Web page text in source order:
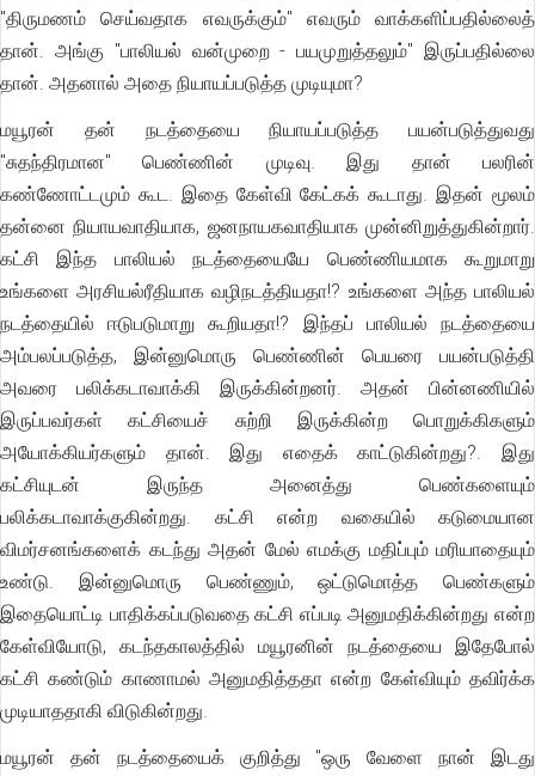
"திருமணம் செய்வதாக எவருக்கும்" எவரும் வாக்களிப்பதில்லைத்
தான். அங்கு "பாலியல் வன்முறை - பயமுறுத்தலும்" இருப்பதில்லை
தான். அதனால் அதை நியாயப்படுத்த முடியுமா?
மயூரன் தன் நடத்தையை நியாயப்படுத்த பயன்படுத்துவது
"சுதந்திரமான" பெண்ணின் முடிவு. இது தான் பலரின்
கண்ணோட்டமும் கூட. இதை கேள்வி கேட்கக் கூடாது. இதன் மூலம்
தன்னை நியாயவாதியாக, ஜனநாயகவாதியாக முன்னிறுத்துகின்றார்.
கட்சி இந்த பாலியல் நடத்தையையே பெண்ணியமாக கூறுமாறு
உங்களை அரசியல்ரீதியாக வழிநடத்தியதா!? உங்களை அந்த பாலியல்
நடத்தையில் ஈடுபடுமாறு கூறியதா!? இந்தப் பாலியல் நடத்தையை
அம்பலப்படுத்த, இன்னுமொரு பெண்ணின் பெயரை பயன்படுத்தி
அவரை பலிக்கடாவாக்கி இருக்கின்றனர். அதன் பின்னணியில்
இருப்பவர்கள் கட்சியைச் சுற்றி இருக்கின்ற பொறுக்கிகளும்
அயோக்கியர்களும் தான். இது எதைக் காட்டுகின்றது?. இது
கட்சியுடன் இருந்த அனைத்து பெண்களையும்
பலிக்கடாவாக்குகின்றது. கட்சி என்ற வகையில் கடுமையான
விமர்சனங்களைக் கடந்து அதன் மேல் எமக்கு மதிப்பும் மரியாதையும்
உண்டு. இன்னுமொரு பெண்ணும், ஒட்டுமொத்த பெண்களும்
இதையொட்டி பாதிக்கப்படுவதை கட்சி எப்படி அனுமதிக்கின்றது என்ற
கேள்வியோடு, கடந்தகாலத்தில் மயூரனின் நடத்தையை இதேபோல்
கட்சி கண்டும் காணாமல் அனுமதித்ததா என்ற கேள்வியும் தவிர்க்க
முடியாததாகி விடுகின்றது.
மயூரன் தன் நடத்தையைக் குறித்து "ஒரு வேளை நான் இடது